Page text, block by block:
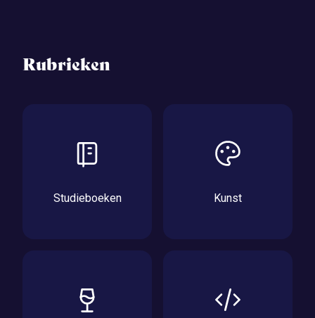
Rubrieken
Studieboeken Kunst